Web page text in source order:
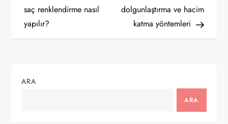
a
z
g
saç renklendirme nasıl
yapılır?
dolgunlaştırma ve hacim
katma yöntemleri
ARA
ARA